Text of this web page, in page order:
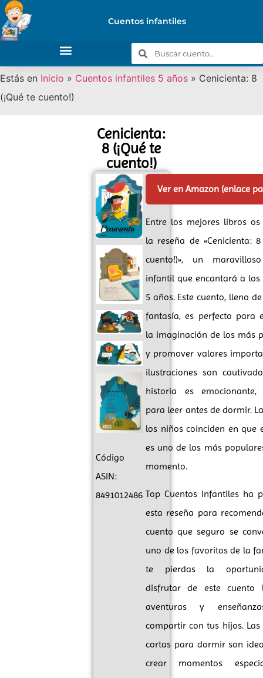
Cuentos infantiles
Estás en Inicio » Cuentos infantiles 5 años » Cenicienta: 8
(¡Qué te cuento!)
Cenicienta:
8 (¡Qué te
cuento!)
Código
ASIN:
8491012486
Ver en Amazon (enlace
Entre los mejores libros
la reseña de «Cenicienta: 8
cuento!)», un
infantil que encantará a los
5 años. Este cuento, lleno
fantasía, es perfecto para
la imaginación de los más
y promover valores
ilustraciones son
historia es emocionante,
para leer antes de dormir.
los niños coinciden en que
es uno de los más
momento.
Top Cuentos Infantiles ha
esta reseña para
cuento que seguro se
uno de los favoritos de la
te pierdas la
disfrutar de este cuento
aventuras y
compartir con tus hijos.
cortas para dormir son
crear momentos